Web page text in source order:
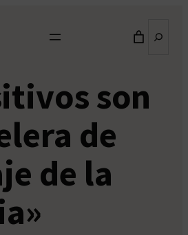
son
de
de la